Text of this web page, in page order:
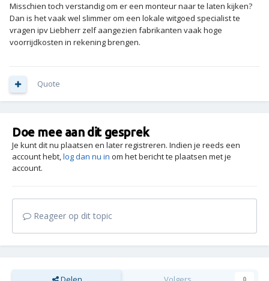
Misschien toch verstandig om er een monteur naar te laten kijken?
Dan is het vaak wel slimmer om een lokale witgoed specialist te
vragen ipv Liebherr zelf aangezien fabrikanten vaak hoge
voorrijdkosten in rekening brengen.
Quote
Doe mee aan dit gesprek
Je kunt dit nu plaatsen en later registreren. Indien je reeds een
account hebt,log dan nu in om het bericht te plaatsen met je
account.
Reageer op dit topic